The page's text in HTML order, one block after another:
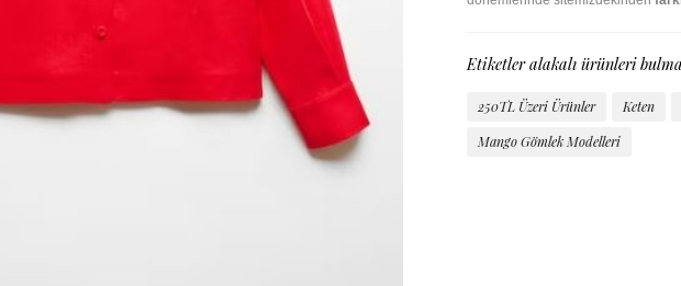
Etiketler alakalı ürünleri
250TL Üzeri Ürünler
Keten
Mango Gömlek Modelleri